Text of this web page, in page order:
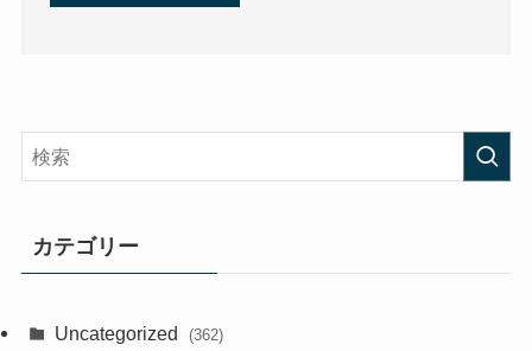
カテゴリー
Uncategorized (362)